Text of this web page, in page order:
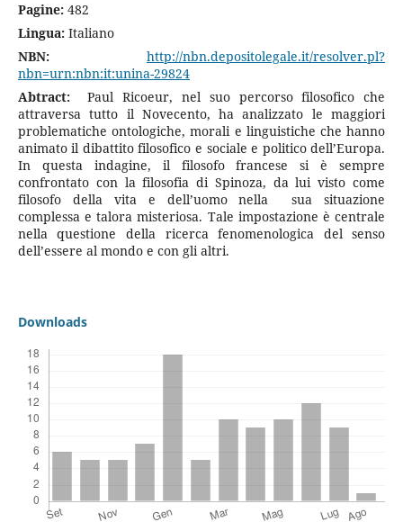
Pagine:482
Lingua: Italiano
NBN:http://nbn.depositolegale.it/resolver.pl?
nbn=urn:nbn:it:unina-29824
Abtract:Paul Ricoeur, nel suo percorso filosofico che
attraversa tutto il Novecento, ha analizzato le maggiori
problematiche ontologiche, morali e linguistiche che hanno
animato il dibattito filosofico e sociale e politico dell’Europa.
In questa indagine, il filosofo francese si è sempre
confrontato con la filosofia di Spinoza, da lui visto come
filosofo della vita e dell’uomo nella sua situazione
complessa e talora misteriosa. Tale impostazione è centrale
nella questione della ricerca fenomenologica del senso
dell’essere al mondo e con gli altri.
Downloads